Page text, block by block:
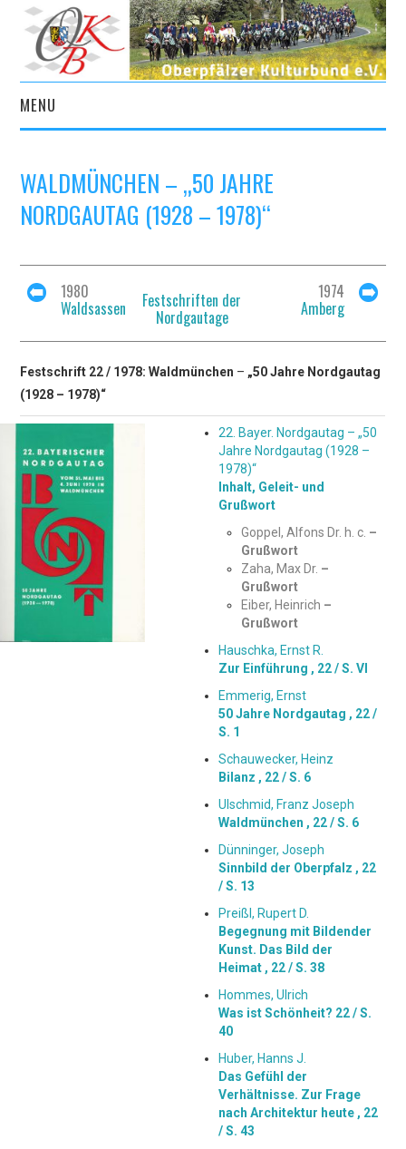
MENU
AKTUELLES
KULTURPORTAL
ARCHIV
KONTAKT
WALDMÜNCHEN – „50 JAHRE
NORDGAUTAG (1928 – 1978)“
1980
Waldsassen Festschriften der
Nordgautage
1974
Amberg
Festschrift 22 / 1978: Waldmünchen – „50 Jahre Nordgautag
(1928 – 1978)“
22. Bayer. Nordgautag – „50
Jahre Nordgautag (1928 –
1978)“
Inhalt, Geleit- und
Grußwort
Goppel, Alfons Dr. h. c. –
Grußwort
Zaha, Max Dr. –
Grußwort
Eiber, Heinrich –
Grußwort
Hauschka, Ernst R.
Zur Einführung , 22 / S. VI
Emmerig, Ernst
50 Jahre Nordgautag , 22 /
S. 1
Schauwecker, Heinz
Bilanz , 22 / S. 6
Ulschmid, Franz Joseph
Waldmünchen , 22 / S. 6
Dünninger, Joseph
Sinnbild der Oberpfalz , 22
/ S. 13
Preißl, Rupert D.
Begegnung mit Bildender
Kunst. Das Bild der
Heimat , 22 / S. 38
Hommes, Ulrich
Was ist Schönheit? 22 / S.
40
Huber, Hanns J.
Das Gefühl der
Verhältnisse. Zur Frage
nach Architektur heute , 22
/ S. 43